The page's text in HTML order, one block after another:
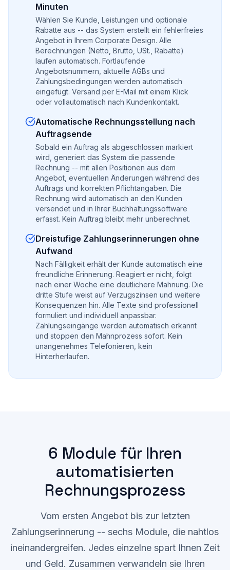
Minuten
Wählen Sie Kunde, Leistungen und optionale
Rabatte aus -- das System erstellt ein fehlerfreies
Angebot in Ihrem Corporate Design. Alle
Berechnungen (Netto, Brutto, USt., Rabatte)
laufen automatisch. Fortlaufende
Angebotsnummern, aktuelle AGBs und
Zahlungsbedingungen werden automatisch
eingefügt. Versand per E-Mail mit einem Klick
oder vollautomatisch nach Kundenkontakt.
Automatische Rechnungsstellung nach
Auftragsende
Sobald ein Auftrag als abgeschlossen markiert
wird, generiert das System die passende
Rechnung -- mit allen Positionen aus dem
Angebot, eventuellen Änderungen während des
Auftrags und korrekten Pflichtangaben. Die
Rechnung wird automatisch an den Kunden
versendet und in Ihrer Buchhaltungssoftware
erfasst. Kein Auftrag bleibt mehr unberechnet.
Dreistufige Zahlungserinnerungen ohne
Aufwand
Nach Fälligkeit erhält der Kunde automatisch eine
freundliche Erinnerung. Reagiert er nicht, folgt
nach einer Woche eine deutlichere Mahnung. Die
dritte Stufe weist auf Verzugszinsen und weitere
Konsequenzen hin. Alle Texte sind professionell
formuliert und individuell anpassbar.
Zahlungseingänge werden automatisch erkannt
und stoppen den Mahnprozess sofort. Kein
unangenehmes Telefonieren, kein
Hinterherlaufen.
6 Module für Ihren
automatisierten
Rechnungsprozess
Vom ersten Angebot bis zur letzten
Zahlungserinnerung -- sechs Module, die nahtlos
ineinandergreifen. Jedes einzelne spart Ihnen Zeit
und Geld. Zusammen verwandeln sie Ihren